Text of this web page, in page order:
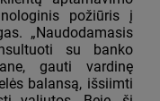
požiūris į
„Naudodamasis
su banko
gauti vardinę
balansą, išsiimti